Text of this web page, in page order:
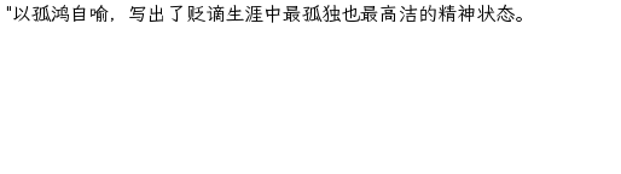
孤鸿自喻，写出了贬谪生涯中最孤独也最高洁的精神状态。